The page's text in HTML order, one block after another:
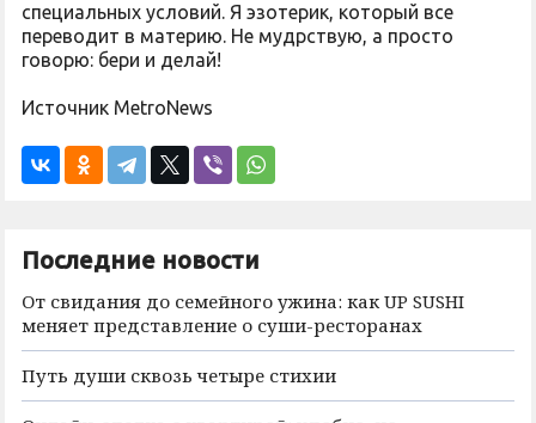
специальных условий. Я эзотерик, который все
переводит в материю. Не мудрствую, а просто
говорю: бери и делай!
Источник MetroNews
Последние новости
От свидания до семейного ужина: как UP SUSHI
меняет представление о суши-ресторанах
Путь души сквозь четыре стихии